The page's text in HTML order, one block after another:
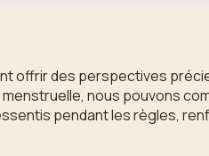
offrir des perspectives
nous pouvons
pendant les règles,